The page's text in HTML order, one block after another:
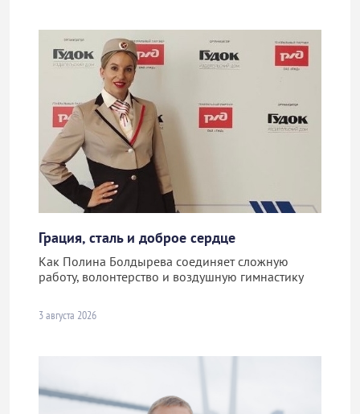
Грация, сталь и доброе сердце
Как Полина Болдырева соединяет сложную
работу, волонтерство и воздушную гимнастику
3 августа 2026